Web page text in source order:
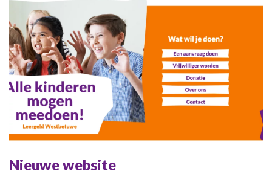
Nieuwe website